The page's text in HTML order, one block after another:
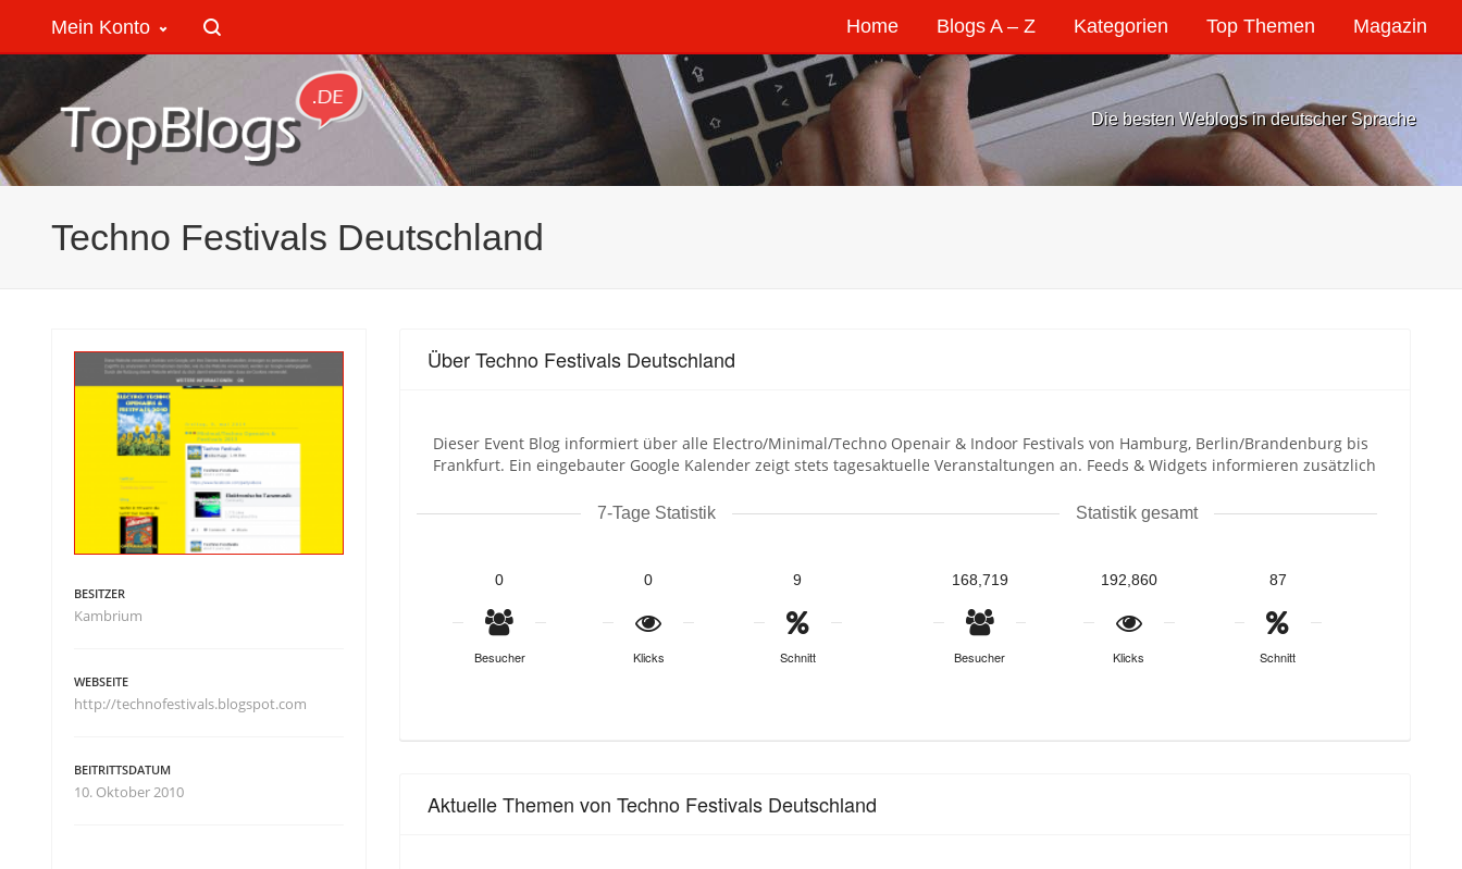
Home Blogs A – Z Kategorien Top Themen Magazin
Mein Konto
Die besten Weblogs in deutscher Sprache
Techno Festivals Deutschland
Über Techno Festivals Deutschland
Dieser Event Blog informiert über alle Electro/Minimal/Techno Openair & Indoor Festivals von Hamburg, Berlin/Brandenburg bis
Frankfurt. Ein eingebauter Google Kalender zeigt stets tagesaktuelle Veranstaltungen an. Feeds & Widgets informieren zusätzlich
7-Tage Statistik
0
Besucher
0
Klicks
9
Schnitt
Statistik gesamt
168,719
Besucher
192,860
Klicks
87
Schnitt
Aktuelle Themen von Techno Festivals Deutschland
BESITZER
Kambrium
WEBSEITE
http://technofestivals.blogspot.com
BEITRITTSDATUM
10. Oktober 2010